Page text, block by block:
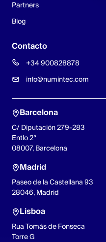
Partners
Blog
Contacto
+34 900828878
info@numintec.com
Barcelona
C/ Diputación 279-283
Entlo 2º
08007, Barcelona
Madrid
Paseo de la Castellana 93
28046, Madrid
Lisboa
Rua Tomás de Fonseca
Torre G